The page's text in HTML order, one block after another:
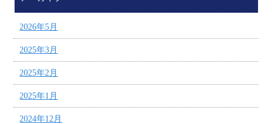
2026年5月
2025年3月
2025年2月
2025年1月
2024年12月